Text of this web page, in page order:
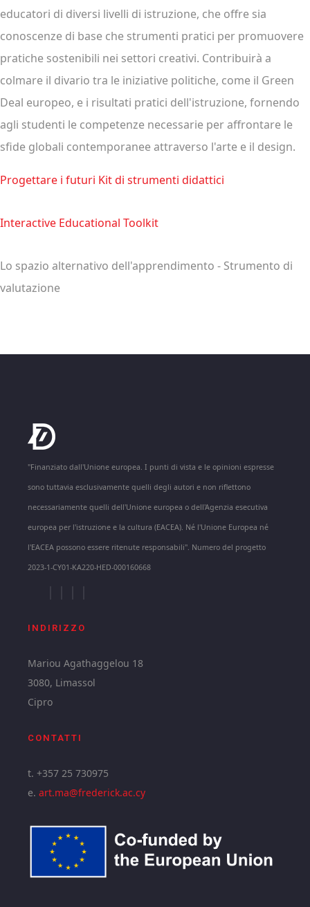
educatori di diversi livelli di istruzione, che offre sia
conoscenze di base che strumenti pratici per promuovere
pratiche sostenibili nei settori creativi. Contribuirà a
colmare il divario tra le iniziative politiche, come il Green
Deal europeo, e i risultati pratici dell'istruzione, fornendo
agli studenti le competenze necessarie per affrontare le
sfide globali contemporanee attraverso l'arte e il design.
Progettare i futuri Kit di strumenti didattici
Interactive Educational Toolkit
Lo spazio alternativo dell'apprendimento - Strumento di
valutazione
"Finanziato dall'Unione europea. I punti di vista e le opinioni espresse
sono tuttavia esclusivamente quelli degli autori e non riflettono
necessariamente quelli dell'Unione europea o dell'Agenzia esecutiva
europea per l'istruzione e la cultura (EACEA). Né l'Unione Europea né
l'EACEA possono essere ritenute responsabili". Numero del progetto
2023-1-CY01-KA220-HED-000160668
INDIRIZZO
Mariou Agathaggelou 18
3080, Limassol
Cipro
CONTATTI
t. +357 25 730975
e.art.ma@frederick.ac.cy